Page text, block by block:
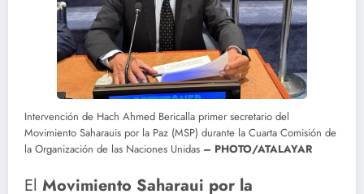
Intervención de Hach Ahmed Bericalla primer secretario del
Movimiento Saharauis por la Paz (MSP) durante la Cuarta Comisión de
la Organización de las Naciones Unidas – PHOTO/ATALAYAR
El Movimiento Saharaui por la